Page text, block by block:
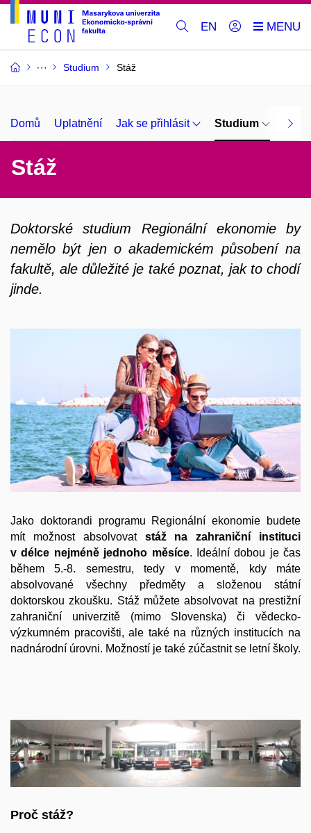
EN
Studium Stáž
Domů Uplatnění Jak se přihlásit Studium O
Stáž
Doktorské studium Regionální ekonomie by
nemělo být jen o akademickém působení na
fakultě, ale důležité je také poznat, jak to chodí
jinde.
Jako doktorandi programu Regionální ekonomie budete
mít možnost absolvovat stáž na zahraniční instituci
v délce nejméně jednoho měsíce. Ideální dobou je čas
během 5.-8. semestru, tedy v momentě, kdy máte
absolvované všechny předměty a složenou státní
doktorskou zkoušku. Stáž můžete absolvovat na prestižní
zahraniční univerzitě (mimo Slovenska) či vědecko-
výzkumném pracovišti, ale také na různých institucích na
nadnárodní úrovni. Možností je také zúčastnit se letní školy.
Proč stáž?